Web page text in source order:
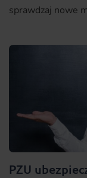
sprawdzaj nowe
PZU